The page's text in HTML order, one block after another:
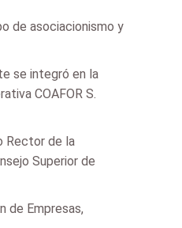
de asociacionismo y
se integró en la
COAFOR S.
Rector de la
Superior de
de Empresas,